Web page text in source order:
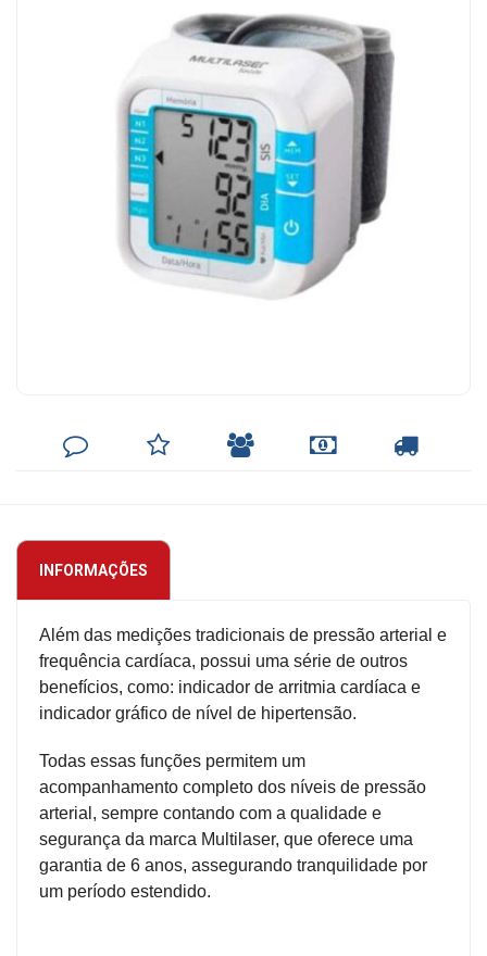
DEIXE
COMENTÁRIO
MINHA
LISTA
INDIQUE
FORMAS
CALCULAR
FRETE
INFORMAÇÕES
Além das medições tradicionais de pressão arterial e
frequência cardíaca, possui uma série de outros
benefícios, como: indicador de arritmia cardíaca e
indicador gráfico de nível de hipertensão.
Todas essas funções permitem um
acompanhamento completo dos níveis de pressão
arterial, sempre contando com a qualidade e
segurança da marca Multilaser, que oferece uma
garantia de 6 anos, assegurando tranquilidade por
um período estendido.